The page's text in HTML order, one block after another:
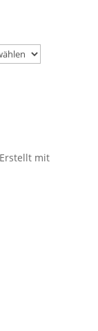
mit